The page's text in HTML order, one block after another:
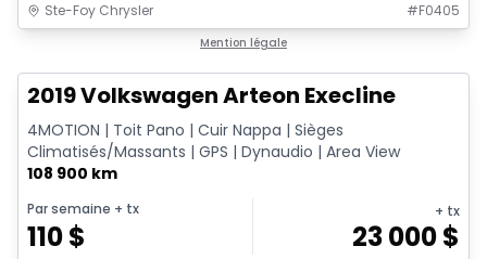
Ste-Foy Chrysler #F0405
Mention légale
2019 Volkswagen Arteon Execline
4MOTION | Toit Pano | Cuir Nappa | Sièges
Climatisés/Massants | GPS | Dynaudio | Area View
108 900 km
Par semaine + tx
110$
+ tx
23 000$